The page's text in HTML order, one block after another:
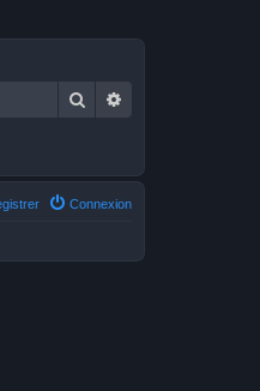
Rechercher
Connexion